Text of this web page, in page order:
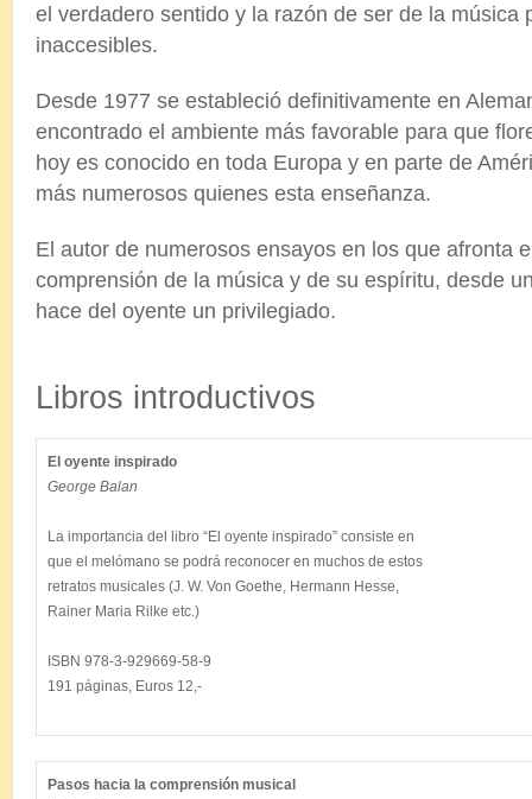
el verdadero sentido y la razón de ser de la música
inaccesibles.
Desde 1977 se estableció definitivamente en
encontrado el ambiente más favorable para que
hoy es conocido en toda Europa y en parte de
más numerosos quienes esta enseñanza.
El autor de numerosos ensayos en los que afronta
comprensión de la música y de su espíritu, desde
hace del oyente un privilegiado.
Libros introductivos
El oyente inspirado
George Balan
La importancia del libro “El oyente inspirado” consiste en
que el melómano se podrá reconocer en muchos de estos
retratos musicales (J. W. Von Goethe, Hermann Hesse,
Rainer Maria Rilke etc.)
ISBN 978-3-929669-58-9
191 páginas, Euros 12,-
Pasos hacia la comprensión musical